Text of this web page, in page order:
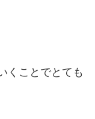
くことでとても